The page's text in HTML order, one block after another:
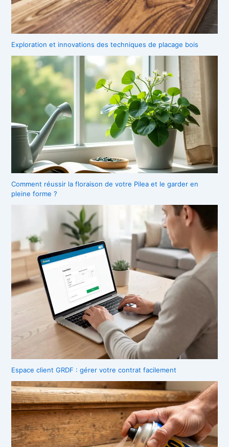
Exploration et innovations des techniques de placage bois
Comment réussir la floraison de votre Pilea et le garder en
pleine forme ?
Espace client GRDF : gérer votre contrat facilement